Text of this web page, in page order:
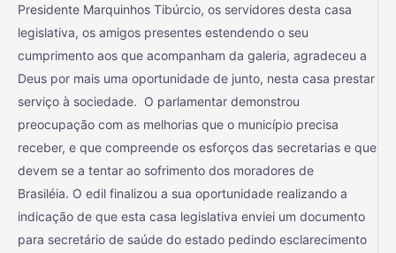
Presidente Marquinhos Tibúrcio, os servidores desta casa
legislativa, os amigos presentes estendendo o seu
cumprimento aos que acompanham da galeria, agradeceu a
Deus por mais uma oportunidade de junto, nesta casa prestar
serviço à sociedade. O parlamentar demonstrou
preocupação com as melhorias que o município precisa
receber, e que compreende os esforços das secretarias e que
devem se a tentar ao sofrimento dos moradores de
Brasiléia. O edil finalizou a sua oportunidade realizando a
indicação de que esta casa legislativa enviei um documento
para secretário de saúde do estado pedindo esclarecimento